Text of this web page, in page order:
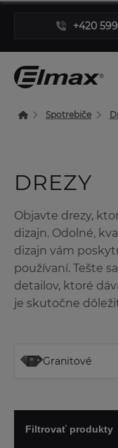
+420
Spotrebiče
DREZY
Objavte drezy,
dizajn. Odolné,
dizajn vám
používaní. Tešte
detailov, ktoré
je skutočne
Granitové
Filtrovať produkty